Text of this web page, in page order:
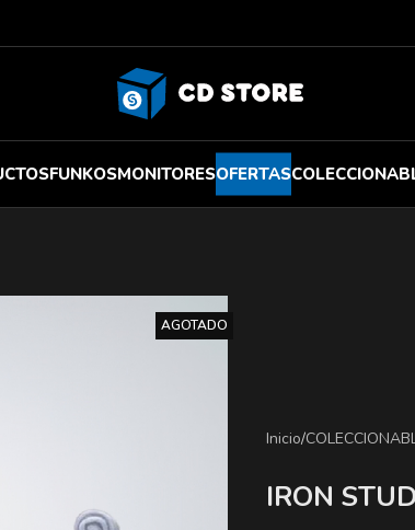
FUNKOSMONITORESOFERTAS
AGOTADO
Inicio/
IRON